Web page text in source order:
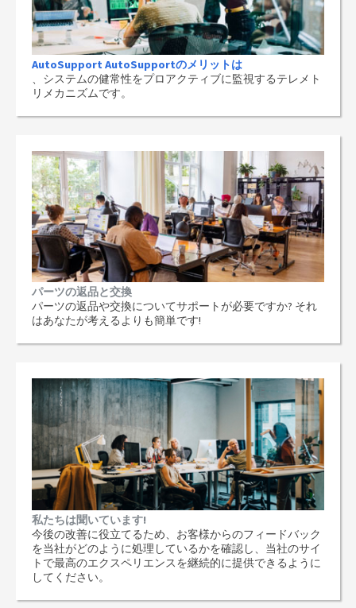
AutoSupport AutoSupportのメリットは
、システムの健常性をプロアクティブに監視するテレメト
リメカニズムです。
パーツの返品と交換
パーツの返品や交換についてサポートが必要ですか? それ
はあなたが考えるよりも簡単です!
私たちは聞いています!
今後の改善に役立てるため、お客様からのフィードバック
を当社がどのように処理しているかを確認し、当社のサイ
トで最高のエクスペリエンスを継続的に提供できるように
してください。